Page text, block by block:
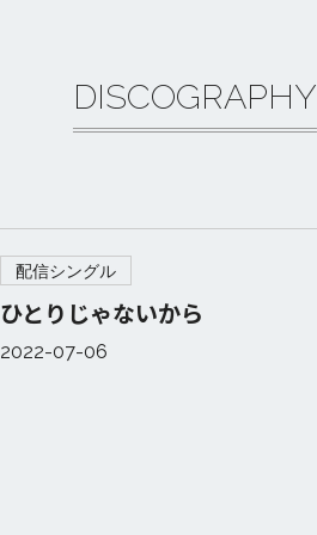
DISCOGRAPHY
配信シングル
ひとりじゃないから
2022-07-06